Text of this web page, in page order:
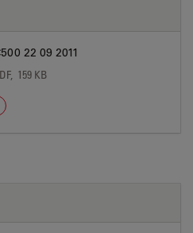
22 09 2011
159 KB